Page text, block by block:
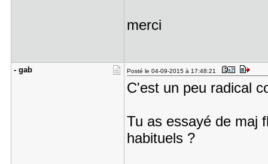
merci
- gab Posté le 04-09-2015 à 17:48:21
C'est un peu radical
Tu as essayé de maj
habituels ?